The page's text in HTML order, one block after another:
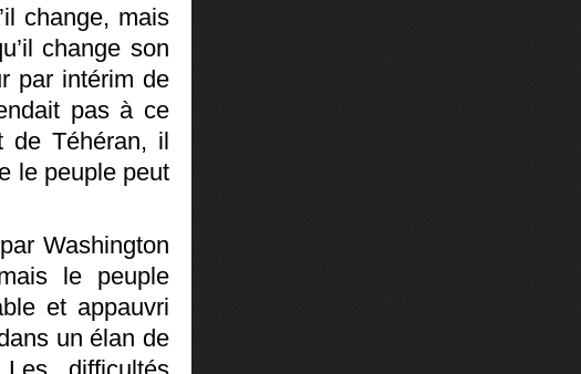
change, mais
change son
par intérim de
pas à ce
de Téhéran, il
le peuple peut
Washington
le peuple
et appauvri
un élan de